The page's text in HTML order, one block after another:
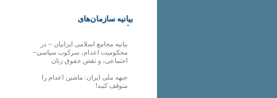
بیانیه سازمان‌های
ملی
بیانیه مجامع اسلامی ایرانیان – در
محکومیت اعدام، سرکوب سیاسی–
اجتماعی، و نقض حقوق زنان
جبهه ملی ایران: ماشین اعدام را
متوقف کنید!